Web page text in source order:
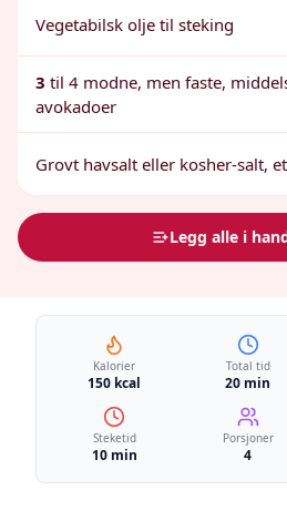
Vegetabilsk olje til steking
3 til 4 modne, men faste,
avokadoer
Grovt havsalt eller kosher-salt,
Legg alle i
Kalorier
150 kcal
Total tid
20 min
Steketid
10 min
Porsjoner
4